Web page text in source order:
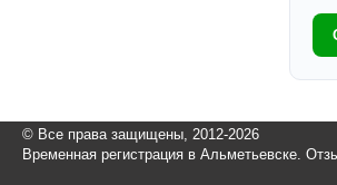
© Все права защищены, 2012-2026
Временная регистрация в Альметьевске.